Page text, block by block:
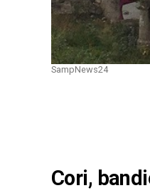
SampNews24
Cori,